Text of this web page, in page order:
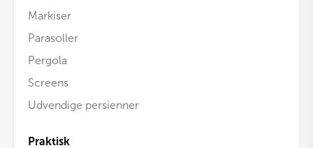
Markiser
Parasoller
Pergola
Screens
Udvendige persienner
Praktisk